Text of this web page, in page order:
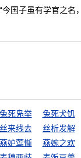
国子虽有学官之名
兔死凫举 兔死犬饥
丝来线去 丝析发解
燕妒莺惭 燕婉之欢